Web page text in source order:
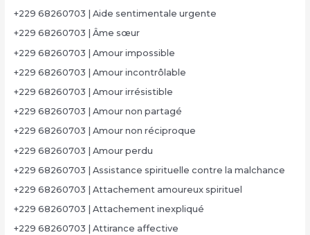
+229 68260703 | Aide sentimentale urgente
+229 68260703 | Âme sœur
+229 68260703 | Amour impossible
+229 68260703 | Amour incontrôlable
+229 68260703 | Amour irrésistible
+229 68260703 | Amour non partagé
+229 68260703 | Amour non réciproque
+229 68260703 | Amour perdu
+229 68260703 | Assistance spirituelle contre la malchance
+229 68260703 | Attachement amoureux spirituel
+229 68260703 | Attachement inexpliqué
+229 68260703 | Attirance affective